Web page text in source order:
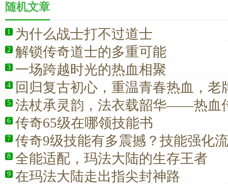
随机文章
1 为什么战士打不过道士
2 解锁传奇道士的多重可能
3 一场跨越时光的热血相聚
4
回归复古初心，重温青春热血，老
必玩经典道士
5 法杖承灵韵，法衣载韶华——热血
备神兵情怀史诗
6 传奇65级在哪领技能书
7 传奇9级技能有多震撼？技能强化
8 全能适配，玛法大陆的生存王者
9 在玛法大陆走出指尖封神路